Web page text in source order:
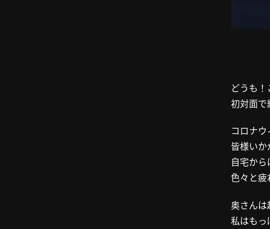
どうも
初対面で
コロナ
皆様いか
自宅か
色々と疲
奥さんは
私はもっ